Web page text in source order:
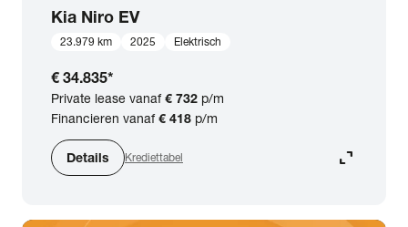
Kia Niro EV
23.979 km 2025 Elektrisch
€ 34.835*
Private lease vanaf€ 732 p/m
Financieren vanaf€ 418 p/m
Details Krediettabel expand_content